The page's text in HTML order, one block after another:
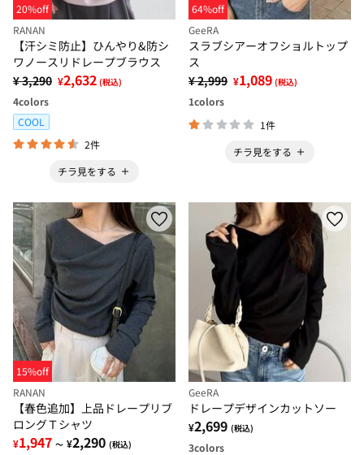
20%off
RANAN
【汗シミ防止】ひんやり&防シ
ワノースリドレープブラウス
¥ 3,290 ¥2,632 (税込)
4colors
COOL
2件
チラ見をする
64%off
GeeRA
スラブシアーオフショルトップ
ス
¥ 2,999 ¥1,089 (税込)
1colors
1件
チラ見をする
15%off
RANAN
【春色追加】上品ドレープリブ
ロングＴシャツ
¥1,947 ～ ¥2,290 (税込)
GeeRA
ドレープデザインカットソー
¥2,699 (税込)
3colors